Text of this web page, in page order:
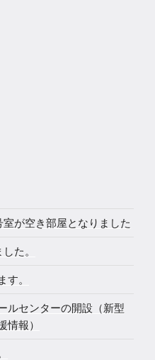
が空き部屋となりました
た。
す。
ルセンターの開設（新型
情報）